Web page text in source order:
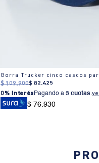
Gorra Trucker cinco cascos
$ 109.900$ 82.425
0% Interés Pagando a3 cuotas.
$ 76.930